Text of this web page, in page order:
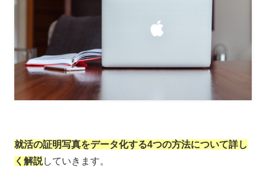
就活の証明写真をデータ化する4つの方法について詳し
く解説していきます。